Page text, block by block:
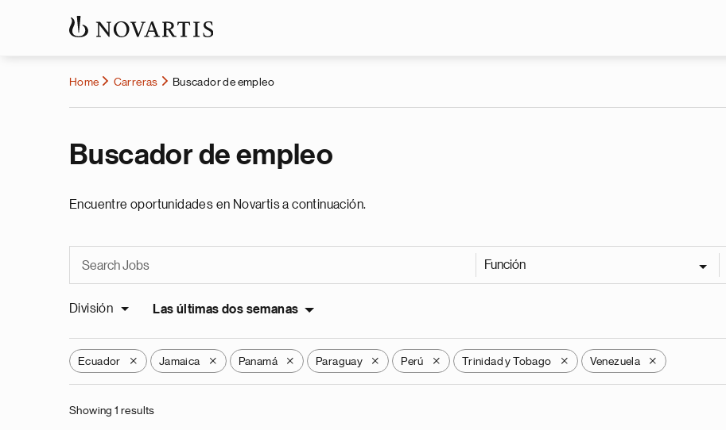
Home Carreras Buscador de empleo
Buscador de empleo
Encuentre oportunidades en Novartis a continuación.
Función
División Las últimas dos semanas
Ecuador X Jamaica X Panamá X Paraguay X Perú X Trinidad y Tobago X Venezuela X
Showing 1 results